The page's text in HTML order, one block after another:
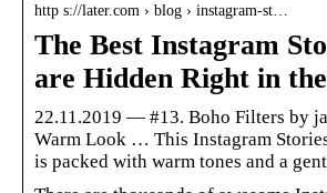
http s://later.com › blog › instagram-st…
The Best Instagram
are Hidden Right in
22.11.2019 — #13. Boho Filters by
Warm Look … This Instagram
is packed with warm tones and a